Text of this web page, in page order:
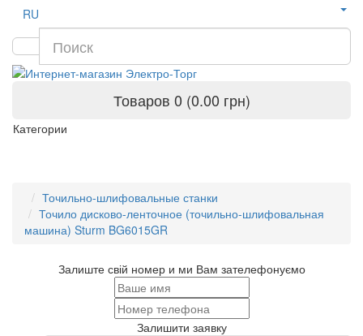
RU
Товаров 0 (0.00 грн)
Категории
Точильно-шлифовальные станки
Точило дисково-ленточное (точильно-шлифовальная
машина) Sturm BG6015GR
Залиште свій номер и ми Вам зателефонуємо
Залишити заявку